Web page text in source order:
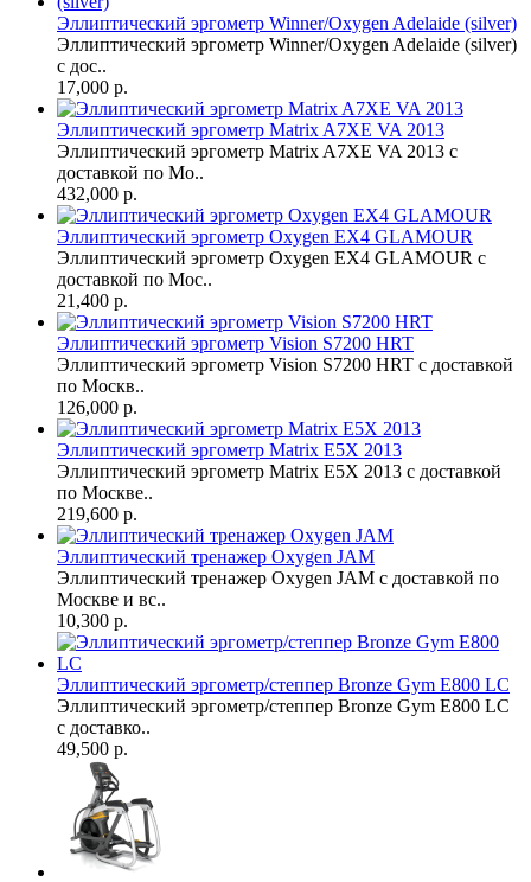
Эллиптический эргометр Winner/Oxygen Adelaide (silver)
Эллиптический эргометр Winner/Oxygen Adelaide (silver)
с дос..
17,000 р.
Эллиптический эргометр Matrix A7XE VA 2013
Эллиптический эргометр Matrix A7XE VA 2013 с
доставкой по Мо..
432,000 р.
Эллиптический эргометр Oxygen EX4 GLAMOUR
Эллиптический эргометр Oxygen EX4 GLAMOUR с
доставкой по Мос..
21,400 р.
Эллиптический эргометр Vision S7200 HRT
Эллиптический эргометр Vision S7200 HRT с доставкой
по Москв..
126,000 р.
Эллиптический эргометр Matrix E5X 2013
Эллиптический эргометр Matrix E5X 2013 с доставкой
по Москве..
219,600 р.
Эллиптический тренажер Oxygen JAM
Эллиптический тренажер Oxygen JAM с доставкой по
Москве и вс..
10,300 р.
Эллиптический эргометр/степпер Bronze Gym E800 LC
Эллиптический эргометр/степпер Bronze Gym E800 LC
с доставко..
49,500 р.